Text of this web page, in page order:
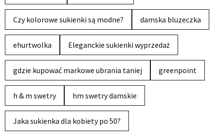
Czy kolorowe sukienki są modne? damska bluzeczka
ehurtwolka Eleganckie sukienki wyprzedaż
gdzie kupować markowe ubrania taniej greenpoint
h & m swetry hm swetry damskie
Jaka sukienka dla kobiety po 50?